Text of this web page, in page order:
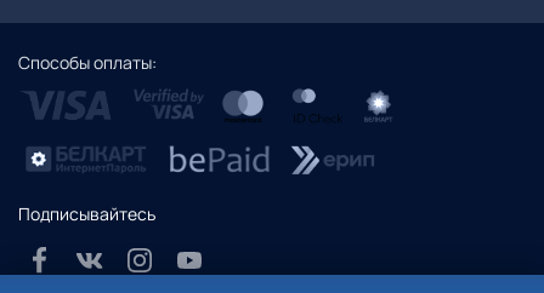
Способы оплаты:
Подписывайтесь